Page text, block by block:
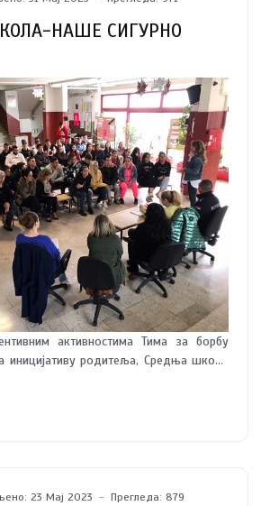
НАШЕ СИГУРНО
активностима Тима за борбу
иницијативу родитеља, Средња школа
- наше сигурно место“.
23 Мај 2023 Прегледа: 879